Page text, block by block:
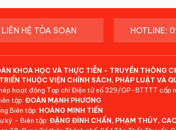
LIÊN HỆ TÒA SOẠN HOTLINE:
KHOA HỌC VÀ THỰC TIỄN - TRUYỀN THÔNG
THUỘC VIỆN CHÍNH SÁCH, PHÁP LUẬT VÀ
hoạt động Tạp chí Điện tử số 329/GP-BTTTT cấp
tập: ĐOÀN MẠNH PHƯƠNG
Biên tập: HOÀNG MINH TIẾN
ký - Biên tập: ĐẶNG ĐÌNH CHẤN, PHẠM THỦY,